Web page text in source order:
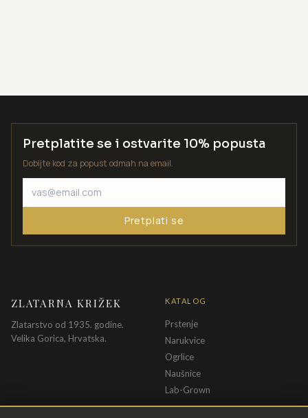
Pretplatite se i ostvarite 10% popusta
Dobijte kod za popust odmah na email.
Pretplati se
ZLATARNA KRIŽEK
Zlatarstvo od 1935. godine.
Velika Gorica, Hrvatska.
KATALOG
Prstenje
Narukvice
Ogrlice
Naušnice
Lab-Grown